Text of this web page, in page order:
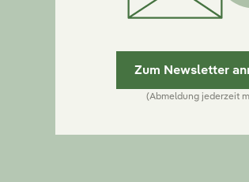
Zum Newsletter
(Abmeldung jederzeit